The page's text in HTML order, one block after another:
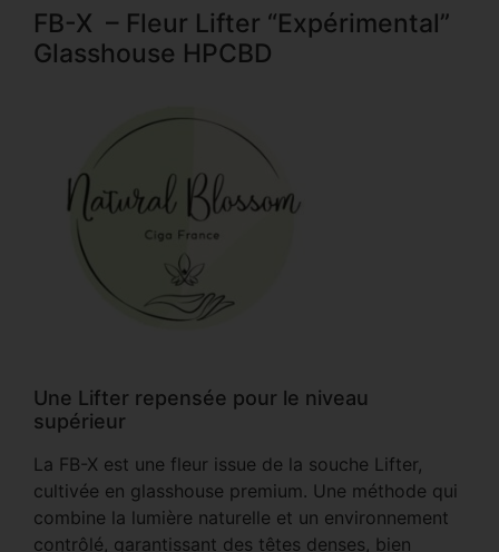
FB-X – Fleur Lifter “Expérimental”
Glasshouse HPCBD
Une Lifter repensée pour le niveau
supérieur
La FB-X est une fleur issue de la souche Lifter,
cultivée en glasshouse premium. Une méthode qui
combine la lumière naturelle et un environnement
contrôlé, garantissant des têtes denses, bien